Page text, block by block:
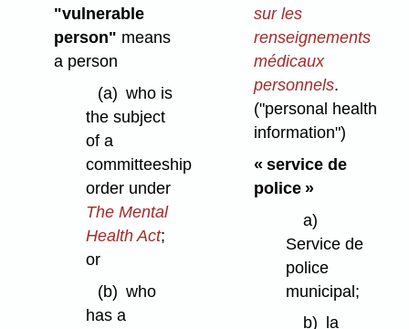
"vulnerable
person" means
a person
(a) who is
the subject
of a
committeeship
order under
The Mental
Health Act;
or
(b) who
has a
sur les
renseignements
médicaux
personnels.
("personal health
information")
« service de
police »
a)
Service de
police
municipal;
b)
la